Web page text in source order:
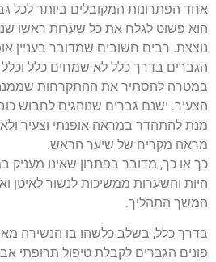
אחד הפתרונות המקובלים ביותר לכל
הוא פשוט לגלח את כל שערות ראשו
נוצצת. רבים חשובים שמדובר בעניין
הגברים בדרך כלל לא שמחים כלל
במטרה להסתיר את ההתקרחות
הצעיר. ישנם גברים שנוהגים לחבוש
מנת להתהדר במראה אופנתי וצעיר
מראה מקריח של שיער הראש.
כך או כך, מדובר בפתרון שאינו
היות והשערות ממשיכות לנשור לאיטן
המשך התהליך.
בדרך כלל, בשלב כלשהו בו הנשירה
פונים הגברים לקבלת טיפול תרופתי